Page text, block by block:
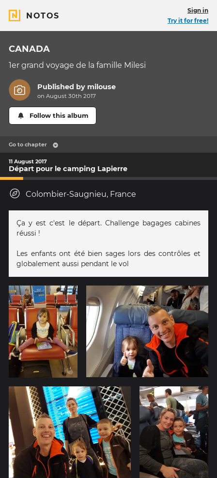
NOTOS
Sign in
Try it for free!
CANADA
1er grand voyage de la famille Milesi
Published by milouse
on August 30th 2017
Follow this album
Go to chapter
11 August 2017
Départ pour le camping Lapierre
Colombier-Saugnieu, France
Ça y est c'est le départ. Challenge bagages cabines
réussi !
Les enfants ont été bien sages lors des contrôles et
globalement aussi pendant le vol